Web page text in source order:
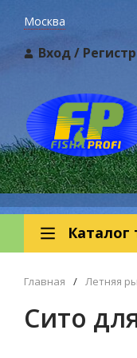
Москва
Вход/
Каталог
Главная / Летняя
Сито